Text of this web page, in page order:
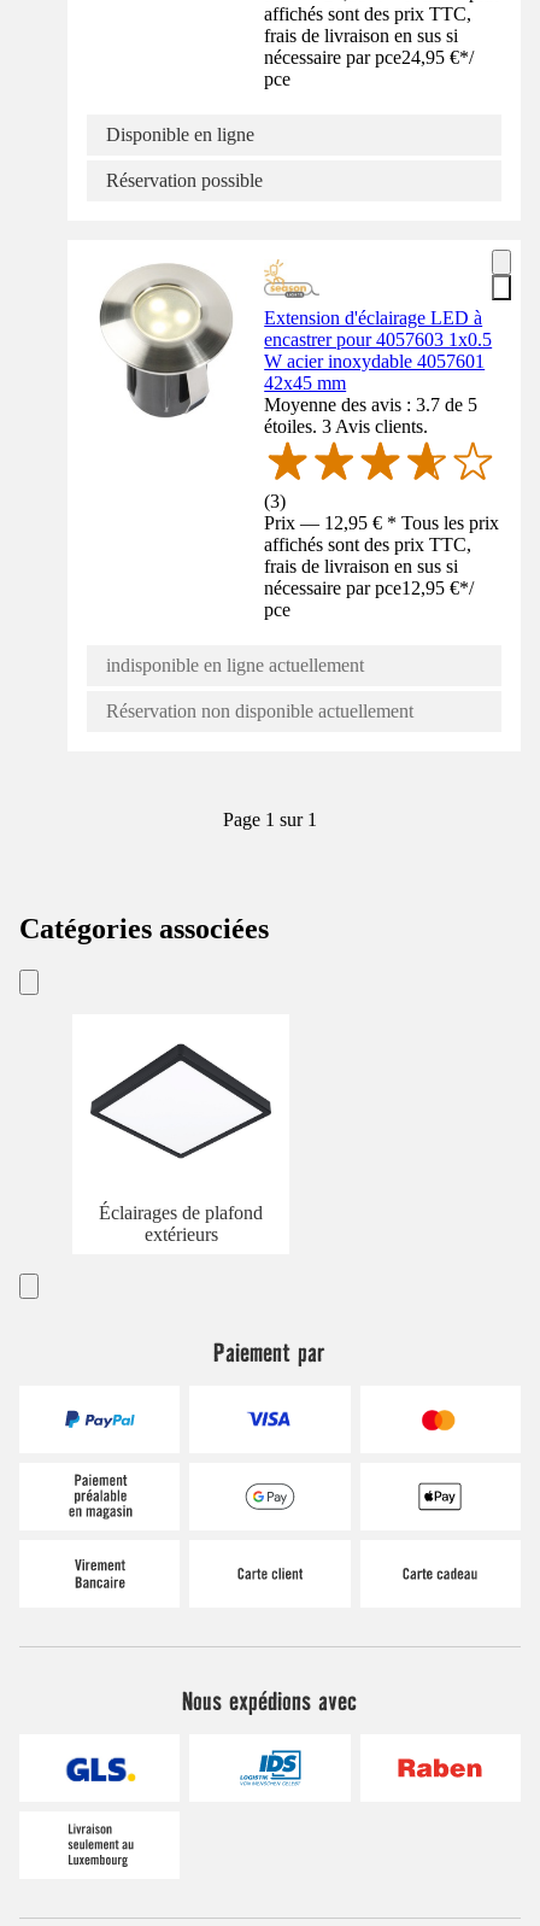
affichés sont des prix TTC,
frais de livraison en sus si
nécessaire par pce24,95 €*/
pce
Disponible en ligne
Réservation possible
Extension d'éclairage LED à
encastrer pour 4057603 1x0.5
W acier inoxydable 4057601
42x45 mm
Moyenne des avis : 3.7 de 5
étoiles. 3 Avis clients.
(3)
Prix — 12,95 € * Tous les prix
affichés sont des prix TTC,
frais de livraison en sus si
nécessaire par pce12,95 €*/
pce
indisponible en ligne actuellement
Réservation non disponible actuellement
Page 1 sur 1
Catégories associées
Éclairages de plafond
extérieurs
Paiement par
Nous expédions avec